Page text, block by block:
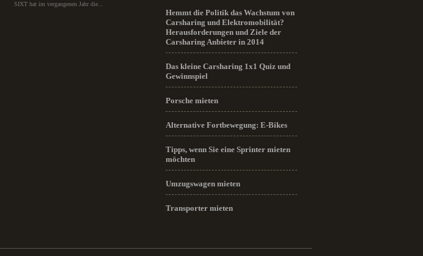
SIXT hat im vergangenen Jahr die...
Hemmt die Politik das Wachstum von
Carsharing und Elektromobilität?
Herausforderungen und Ziele der
Carsharing Anbieter in 2014
Das kleine Carsharing 1x1 Quiz und
Gewinnspiel
Porsche mieten
Alternative Fortbewegung: E-Bikes
Tipps, wenn Sie eine Sprinter mieten
möchten
Umzugswagen mieten
Transporter mieten